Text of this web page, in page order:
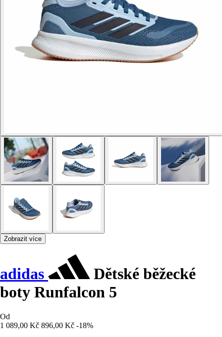
Zobrazit více
adidas
Dětské běžecké
boty Runfalcon 5
Od
1 089,00 Kč 896,00 Kč -18%